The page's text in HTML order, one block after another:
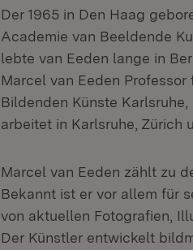
Der 1965 in Den Haag
Academie van Beeldende
lebte van Eeden lange in
Marcel van Eeden
Bildenden Künste
arbeitet in Karlsruhe, Zürich
Marcel van Eeden zählt zu
Bekannt ist er vor allem für
von aktuellen Fotografien,
Der Künstler entwickelt